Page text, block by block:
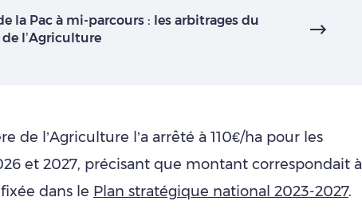
la Pac à mi-parcours : les arbitrages du
l’Agriculture
de l’Agriculture l’a arrêté à 110€/ha pour les
et 2027, précisant que montant correspondait à
dans le Plan stratégique national 2023-2027.